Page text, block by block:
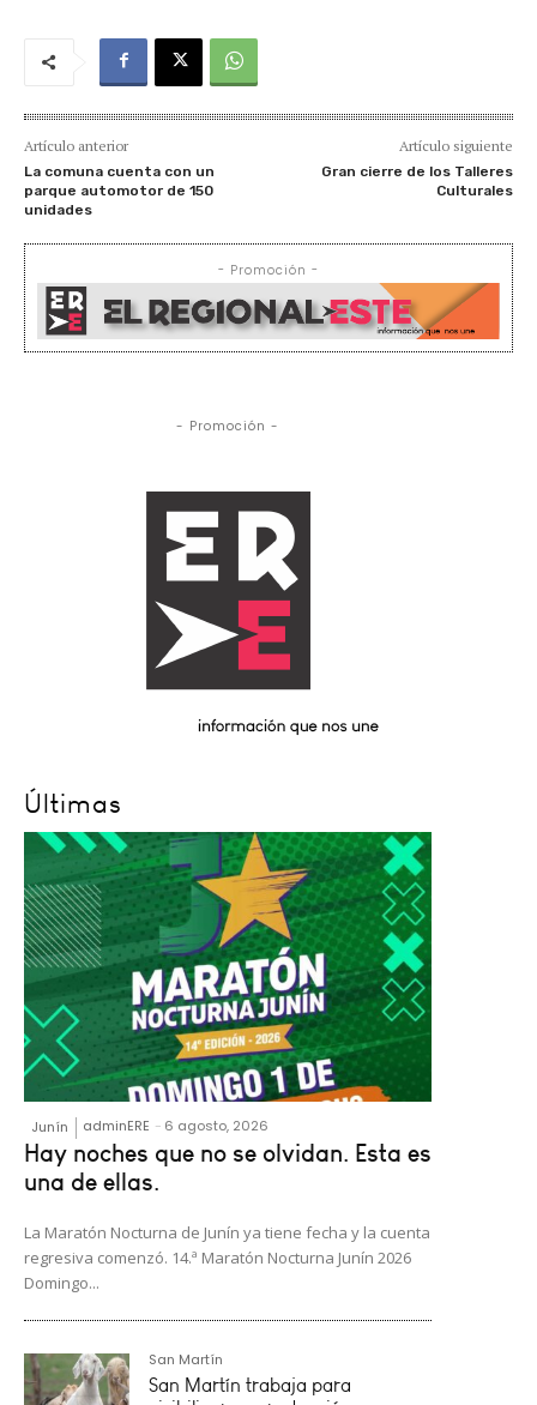
Artículo anterior
La comuna cuenta con un
parque automotor de 150
unidades
Artículo siguiente
Gran cierre de los Talleres
Culturales
- Promoción -
- Promoción -
Últimas
Junín adminERE - 6 agosto, 2026
Hay noches que no se olvidan. Esta es
una de ellas.
La Maratón Nocturna de Junín ya tiene fecha y la cuenta
regresiva comenzó. 14.ª Maratón Nocturna Junín 2026
Domingo...
San Martín
San Martín trabaja para